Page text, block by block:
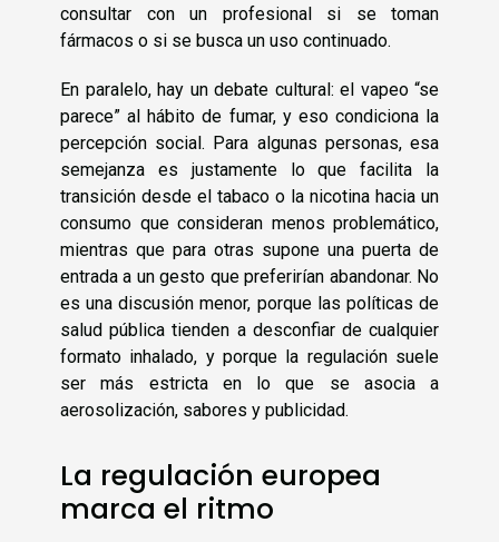
consultar con un profesional si se toman
fármacos o si se busca un uso continuado.
En paralelo, hay un debate cultural: el vapeo “se
parece” al hábito de fumar, y eso condiciona la
percepción social. Para algunas personas, esa
semejanza es justamente lo que facilita la
transición desde el tabaco o la nicotina hacia un
consumo que consideran menos problemático,
mientras que para otras supone una puerta de
entrada a un gesto que preferirían abandonar. No
es una discusión menor, porque las políticas de
salud pública tienden a desconfiar de cualquier
formato inhalado, y porque la regulación suele
ser más estricta en lo que se asocia a
aerosolización, sabores y publicidad.
La regulación europea
marca el ritmo